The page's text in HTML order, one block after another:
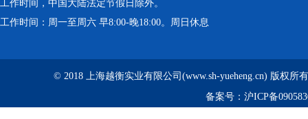
工作时间，中国大陆法定节假日除外。
工作时间：周一至周六 早8:00-晚18:00。周日休息
© 2018 上海越衡实业有限公司(www.sh-yueheng.cn) 版权所
备案号： 沪ICP备